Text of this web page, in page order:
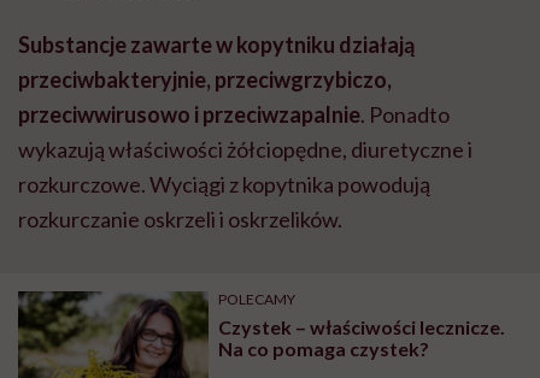
Substancje zawarte w kopytniku działają
przeciwbakteryjnie, przeciwgrzybiczo,
przeciwwirusowo i przeciwzapalnie. Ponadto
wykazują właściwości żółciopędne, diuretyczne i
rozkurczowe. Wyciągi z kopytnika powodują
rozkurczanie oskrzeli i oskrzelików.
POLECAMY
Czystek – właściwości lecznicze.
Na co pomaga czystek?